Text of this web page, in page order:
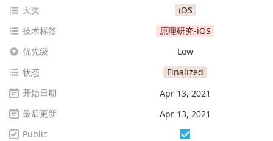
大类
iOS
技术标签
原理研究-iOS
优先级
Low
状态
Finalized
开始日期
Apr 13, 2021
最后更新
Apr 13, 2021
Public